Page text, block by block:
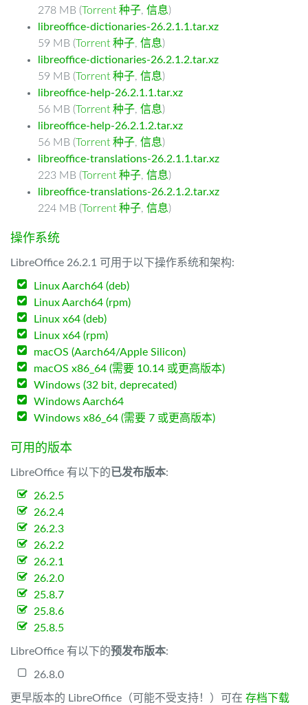
278 MB (Torrent 种子, 信息)
libreoffice-dictionaries-26.2.1.1.tar.xz
59 MB (Torrent 种子, 信息)
libreoffice-dictionaries-26.2.1.2.tar.xz
59 MB (Torrent 种子, 信息)
libreoffice-help-26.2.1.1.tar.xz
56 MB (Torrent 种子, 信息)
libreoffice-help-26.2.1.2.tar.xz
56 MB (Torrent 种子, 信息)
libreoffice-translations-26.2.1.1.tar.xz
223 MB (Torrent 种子, 信息)
libreoffice-translations-26.2.1.2.tar.xz
224 MB (Torrent 种子, 信息)
操作系统
LibreOffice 26.2.1 可用于以下操作系统和架构:
Linux Aarch64 (deb)
Linux Aarch64 (rpm)
Linux x64 (deb)
Linux x64 (rpm)
macOS (Aarch64/Apple Silicon)
macOS x86_64 (需要 10.14 或更高版本)
Windows (32 bit, deprecated)
Windows Aarch64
Windows x86_64 (需要 7 或更高版本)
可用的版本
LibreOffice 有以下的已发布版本:
26.2.5
26.2.4
26.2.3
26.2.2
26.2.1
26.2.0
25.8.7
25.8.6
25.8.5
LibreOffice 有以下的预发布版本:
26.8.0
更早版本的 LibreOffice（可能不受支持！）可在 存档下载